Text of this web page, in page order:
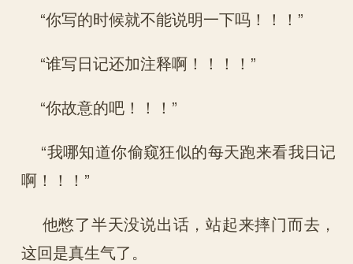
“你写的时候就不能说明一下吗！！！”
“谁写日记还加注释啊！！！！”
“你故意的吧！！！”
“我哪知道你偷窥狂似的每天跑来看我日记
啊！！！”
他憋了半天没说出话，站起来摔门而去，
这回是真生气了。